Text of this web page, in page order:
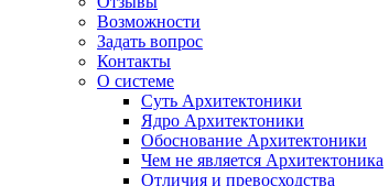
Возможности
Задать вопрос
Контакты
О системе
Суть Архитектоники
Ядро Архитектоники
Обоснование Архитектоники
Чем не является Архитектоника
Отличия и превосходства